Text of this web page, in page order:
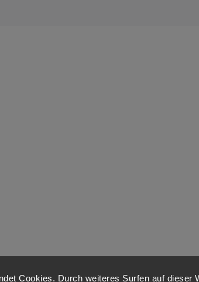
Cookies. Durch weiteres Surfen auf dieser